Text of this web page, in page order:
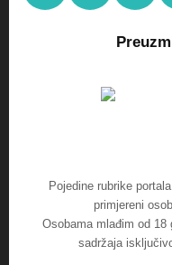
Pojedine rubrike
primjereni
Osobama mlađim od 18
sadržaja